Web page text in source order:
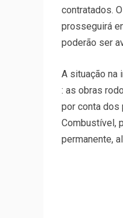
contratados.
prosseguirá
poderão ser
A situação na
: as obras
por conta dos
Combustível,
permanente,